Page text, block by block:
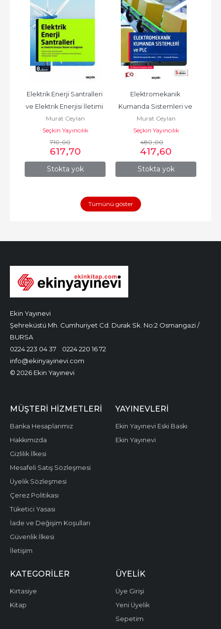
Stokta yok
Elektrik Enerji Santralleri
ve Elektrik Enerjisi İletimi
ve Dağıtımı
Murat Ceylan
Seçkin Yayıncılık
710,00
617,70
Stokta yok
Elektromekanik
Kumanda Sistemleri ve
PLC Elektrik
Murat Ceylan
Seçkin Yayıncılık
480,00
417,60
Tümünü göster
Ekin Yayınevi
Şehreküstü Mh. Cumhuriyet Cd. Durak Sk. No:2 Osmangazi /
BURSA
0224 223 04 37
0224 220 16 72
info@ekinyayinevi.com
© 2026 Ekin Yayınevi
MÜŞTERI HIZMETLERI
Banka Hesaplarımız
Hakkımızda
Gizlilik İlkesi
Mesafeli Satış Sözleşmesi
Üyelik Sözleşmesi
Çerez Politikası
Tüketici Yasası
İade ve Değişim Koşulları
Güvenlik İlkesi
İletişim
YAYINEVLERI
Ekin Yayınevi Eski Baskı
Ekin Yayınevi
KATEGORILER
Kırtasiye
Kitap
ÜYELIK
Üye Girişi
Yeni Üyelik
Sepetim